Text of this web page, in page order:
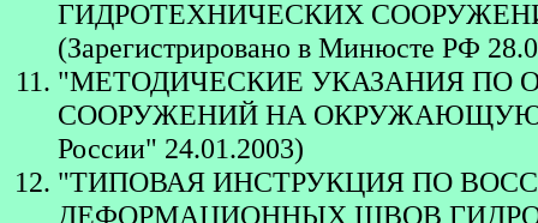
ГИДРОТЕХНИЧЕСКИХ
(Зарегистрировано в Минюсте РФ
"МЕТОДИЧЕСКИЕ УКАЗАНИЯ ПО
СООРУЖЕНИЙ НА ОКРУЖАЮЩУЮ
России" 24.01.2003)
"ТИПОВАЯ ИНСТРУКЦИЯ ПО
ДЕФОРМАЦИОННЫХ ШВОВ